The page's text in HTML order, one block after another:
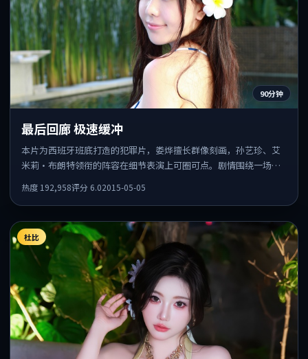
90分钟
最后回廊 极速缓冲
本片为西班牙班底打造的犯罪片，娄烨擅长群像刻画，孙艺珍、艾
米莉·布朗特领衔的阵容在细节表演上可圈可点。剧情围绕一场意
热度 192,958评分 6.02015-05-05
杜比